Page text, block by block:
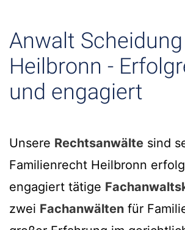
Anwalt Scheidung
Heilbronn -
und engagiert
Unsere Rechtsanwälte sind
Familienrecht Heilbronn
engagiert tätige
zwei Fachanwälten für